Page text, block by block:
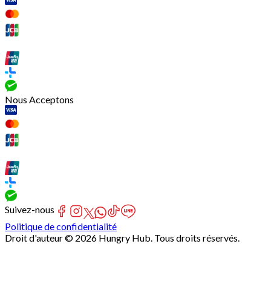
Nous Acceptons
Suivez-nous
Politique de confidentialité
Droit d'auteur © 2026 Hungry Hub. Tous droits réservés.